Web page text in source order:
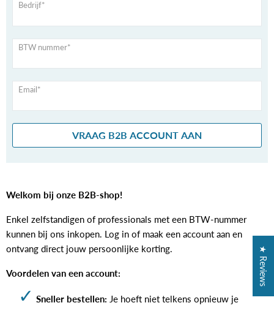
Bedrijf*
BTW nummer*
Email*
VRAAG B2B ACCOUNT AAN
Welkom bij onze B2B-shop!
Enkel zelfstandigen of professionals met een BTW-nummer
kunnen bij ons inkopen. Log in of maak een account aan en
ontvang direct jouw persoonlijke korting.
Voordelen van een account:
Sneller bestellen: Je hoeft niet telkens opnieuw je
★ Reviews